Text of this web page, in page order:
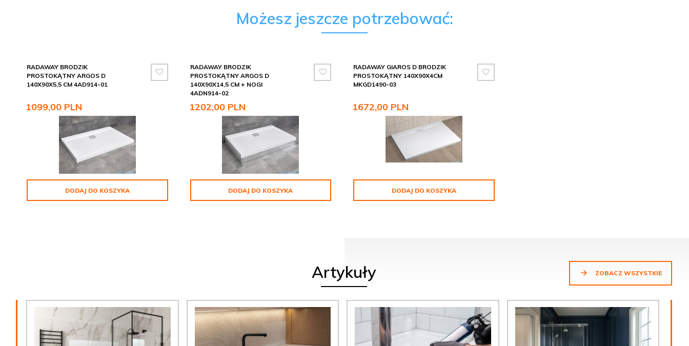
Możesz jeszcze potrzebować:
RADAWAY BRODZIK
PROSTOKĄTNY ARGOS D
140X90X5,5 CM 4AD914-01
1099,00 PLN
DODAJ DO KOSZYKA
RADAWAY BRODZIK
PROSTOKĄTNY ARGOS D
140X90X14,5 CM + NOGI
4ADN914-02
1202,00 PLN
DODAJ DO KOSZYKA
RADAWAY GIAROS D BRODZIK
PROSTOKĄTNY 140X90X4CM
MKGD1490-03
1672,00 PLN
DODAJ DO KOSZYKA
Artykuły ZOBACZ WSZYSTKIE